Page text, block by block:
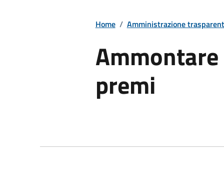
Home / Amministrazione
premi